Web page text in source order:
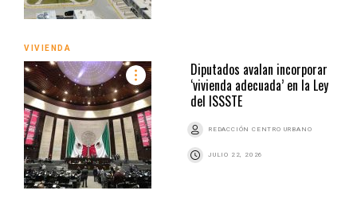
VIVIENDA
Diputados avalan incorporar
‘vivienda adecuada’ en la Ley
del ISSSTE
REDACCIÓN CENTRO URBANO
JULIO 22, 2026